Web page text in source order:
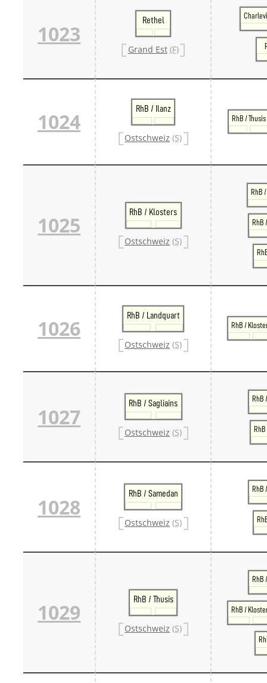
1023
Rethel
Grand Est (F)
1024
RhB / Ilanz
Ostschweiz (S)
RhB / Thusis
1025
RhB / Klosters
Ostschweiz (S)
RhB
RhB
1026
RhB / Landquart
Ostschweiz (S)
RhB /
1027
RhB / Sagliains
Ostschweiz (S)
RhB
1028
RhB / Samedan
Ostschweiz (S)
RhB
1029
RhB / Thusis
Ostschweiz (S)
RhB
RhB /